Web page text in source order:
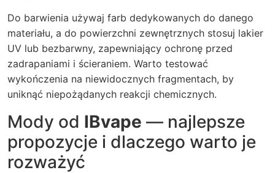
Do barwienia używaj farb dedykowanych do danego
materiału, a do powierzchni zewnętrznych stosuj lakier
UV lub bezbarwny, zapewniający ochronę przed
zadrapaniami i ścieraniem. Warto testować
wykończenia na niewidocznych fragmentach, by
uniknąć niepożądanych reakcji chemicznych.
Mody od IBvape — najlepsze
propozycje i dlaczego warto je
rozważyć